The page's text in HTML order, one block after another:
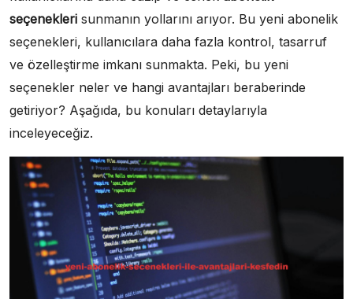
seçenekleri sunmanın yollarını arıyor. Bu yeni abonelik
seçenekleri, kullanıcılara daha fazla kontrol, tasarruf
ve özelleştirme imkanı sunmakta. Peki, bu yeni
seçenekler neler ve hangi avantajları beraberinde
getiriyor? Aşağıda, bu konuları detaylarıyla
inceleyeceğiz.